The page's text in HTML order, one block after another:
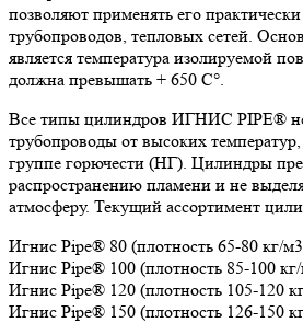
позволяют применять его
трубопроводов, тепловых сетей.
является температура изолируемой
должна превышать + 650 C°.
Все типы цилиндров ИГНИС PIPE®
трубопроводы от высоких
группе горючести (НГ). Цилиндры
распространению пламени и не
атмосферу. Текущий ассортимент
Игнис Pipe® 80 (плотность 65-80 кг/
Игнис Pipe® 100 (плотность 85-100
Игнис Pipe® 120 (плотность 105-120
Игнис Pipe® 150 (плотность 126-150